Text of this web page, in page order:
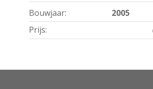
Bouwjaar:
2005
Prijs: